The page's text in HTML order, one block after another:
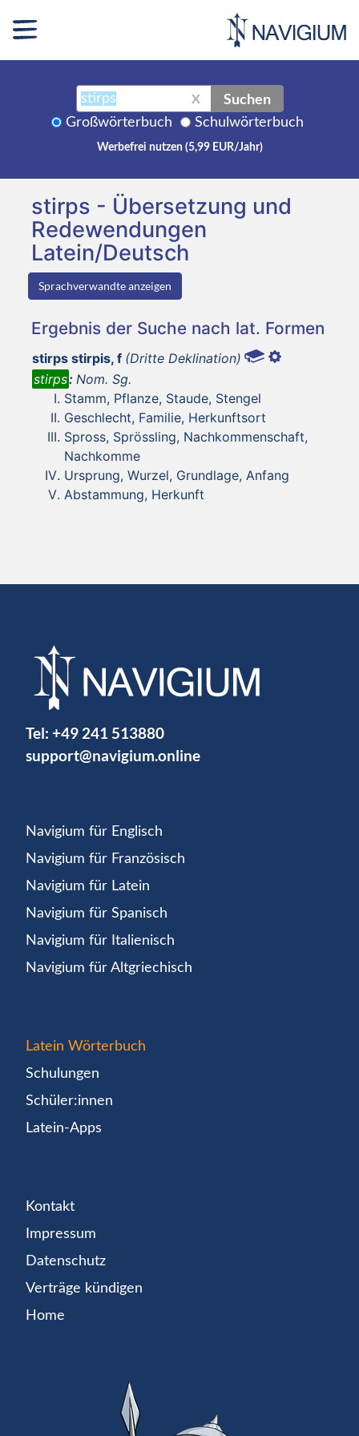
X Suchen
Großwörterbuch Schulwörterbuch
Werbefrei nutzen (5,99 EUR/Jahr)
stirps - Übersetzung und
Redewendungen
Latein/Deutsch
Sprachverwandte anzeigen
Ergebnis der Suche nach lat. Formen
stirps stirpis, f (Dritte Deklination)
stirps: Nom. Sg.
Stamm, Pflanze, Staude, Stengel
Geschlecht, Familie, Herkunftsort
Spross, Sprössling, Nachkommenschaft,
Nachkomme
Ursprung, Wurzel, Grundlage, Anfang
Abstammung, Herkunft
Tel: +49 241 513880
support@navigium.online
Navigium für Englisch
Navigium für Französisch
Navigium für Latein
Navigium für Spanisch
Navigium für Italienisch
Navigium für Altgriechisch
Latein Wörterbuch
Schulungen
Schüler:innen
Latein-Apps
Kontakt
Impressum
Datenschutz
Verträge kündigen
Home